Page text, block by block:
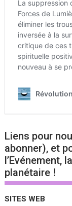
Liens pour
abonner), et
l’Evénement,
planétaire !
SITES WEB